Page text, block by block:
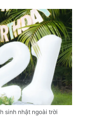
sinh nhật ngoài trời